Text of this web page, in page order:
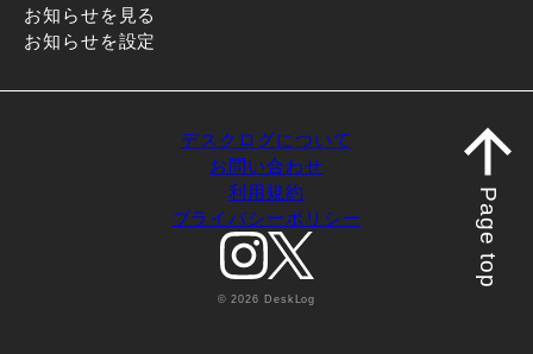
お知らせを見る
お知らせを設定
デスクログについて
お問い合わせ
利用規約
プライバシーポリシー
© 2026 DeskLog
Page top